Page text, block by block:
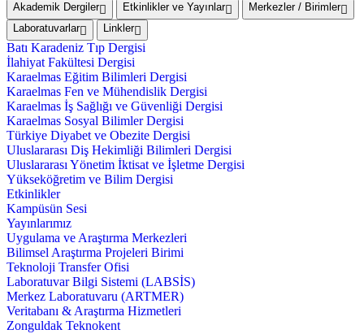
Akademik Dergiler Etkinlikler ve Yayınlar
Merkezler / Birimler
Laboratuvarlar
Linkler
Batı Karadeniz Tıp Dergisi
İlahiyat Fakültesi Dergisi
Karaelmas Eğitim Bilimleri Dergisi
Karaelmas Fen ve Mühendislik Dergisi
Karaelmas İş Sağlığı ve Güvenliği Dergisi
Karaelmas Sosyal Bilimler Dergisi
Türkiye Diyabet ve Obezite Dergisi
Uluslararası Diş Hekimliği Bilimleri Dergisi
Uluslararası Yönetim İktisat ve İşletme Dergisi
Yükseköğretim ve Bilim Dergisi
Etkinlikler
Kampüsün Sesi
Yayınlarımız
Uygulama ve Araştırma Merkezleri
Bilimsel Araştırma Projeleri Birimi
Teknoloji Transfer Ofisi
Laboratuvar Bilgi Sistemi (LABSİS)
Merkez Laboratuvaru (ARTMER)
Veritabanı & Araştırma Hizmetleri
Zonguldak Teknokent